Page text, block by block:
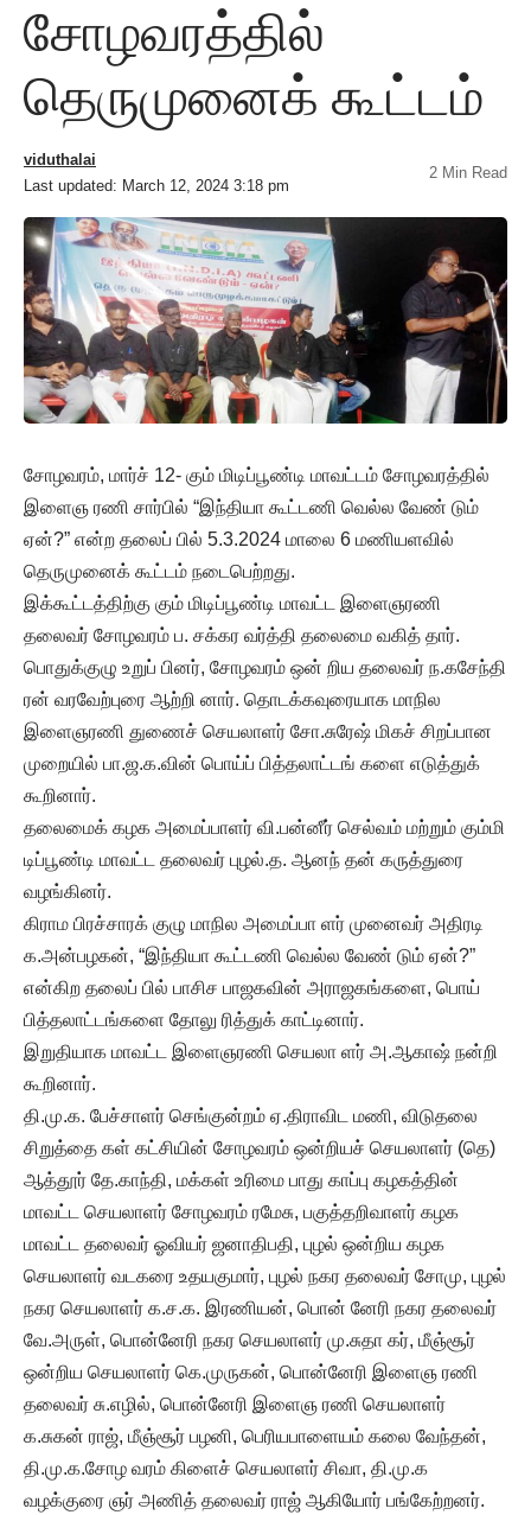
சோழவரத்தில்
தெருமுனைக் கூட்டம்
Last updated: March 12, 2024 3:18 pm
viduthalai
2 Min Read
சோழவரம், மார்ச் 12- கும் மிடிப்பூண்டி மாவட்டம் சோழவரத்தில்
இளைஞ ரணி சார்பில் “இந்தியா கூட்டணி வெல்ல வேண் டும்
ஏன்?” என்ற தலைப் பில் 5.3.2024 மாலை 6 மணியளவில்
தெருமுனைக் கூட்டம் நடைபெற்றது.
இக்கூட்டத்திற்கு கும் மிடிப்பூண்டி மாவட்ட இளைஞரணி
தலைவர் சோழவரம் ப. சக்கர வர்த்தி தலைமை வகித் தார்.
பொதுக்குழு உறுப் பினர், சோழவரம் ஒன் றிய தலைவர் ந.கசேந்தி
ரன் வரவேற்புரை ஆற்றி னார். தொடக்கவுரையாக மாநில
இளைஞரணி துணைச் செயலாளர் சோ.சுரேஷ் மிகச் சிறப்பான
முறையில் பா.ஜ.க.வின் பொய்ப் பித்தலாட்டங் களை எடுத்துக்
கூறினார்.
தலைமைக் கழக அமைப்பாளர் வி.பன்னீர் செல்வம் மற்றும் கும்மி
டிப்பூண்டி மாவட்ட தலைவர் புழல்.த. ஆனந் தன் கருத்துரை
வழங்கினர்.
கிராம பிரச்சாரக் குழு மாநில அமைப்பா ளர் முனைவர் அதிரடி
க.அன்பழகன், “இந்தியா கூட்டணி வெல்ல வேண் டும் ஏன்?”
என்கிற தலைப் பில் பாசிச பாஜகவின் அராஜகங்களை, பொய்
பித்தலாட்டங்களை தோலு ரித்துக் காட்டினார்.
இறுதியாக மாவட்ட இளைஞரணி செயலா ளர் அ.ஆகாஷ் நன்றி
கூறினார்.
தி.மு.க. பேச்சாளர் செங்குன்றம் ஏ.திராவிட மணி, விடுதலை
சிறுத்தை கள் கட்சியின் சோழவரம் ஒன்றியச் செயலாளர் (தெ)
ஆத்தூர் தே.காந்தி, மக்கள் உரிமை பாது காப்பு கழகத்தின்
மாவட்ட செயலாளர் சோழவரம் ரமேசு, பகுத்தறிவாளர் கழக
மாவட்ட தலைவர் ஓவியர் ஜனாதிபதி, புழல் ஒன்றிய கழக
செயலாளர் வடகரை உதயகுமார், புழல் நகர தலைவர் சோமு, புழல்
நகர செயலாளர் க.ச.க. இரணியன், பொன் னேரி நகர தலைவர்
வே.அருள், பொன்னேரி நகர செயலாளர் மு.சுதா கர், மீஞ்சூர்
ஒன்றிய செயலாளர் கெ.முருகன், பொன்னேரி இளைஞ ரணி
தலைவர் சு.எழில், பொன்னேரி இளைஞ ரணி செயலாளர்
க.சுகன் ராஜ், மீஞ்சூர் பழனி, பெரியபாளையம் கலை வேந்தன்,
தி.மு.க.சோழ வரம் கிளைச் செயலாளர் சிவா, தி.மு.க
வழக்குரை ஞர் அணித் தலைவர் ராஜ் ஆகியோர் பங்கேற்றனர்.